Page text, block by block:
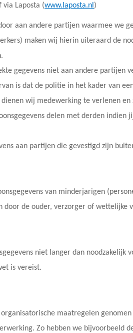
via Laposta (www.laposta.nl )
aan andere partijen waarmee we
maken wij hierin uiteraard de
gegevens niet aan andere partijen
is dat de politie in het kader van
wij medewerking te verlenen en
delen met derden
aan partijen die gevestigd zijn
van minderjarigen
door de ouder, verzorger of wettelijke
niet langer dan noodzakelijk
is vereist.
maatregelen
Zo hebben we bijvoorbeeld